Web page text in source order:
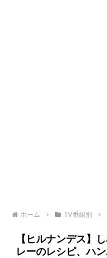
ホーム TV番組別
【ヒルナンデス】
レーのレシピ、ハ